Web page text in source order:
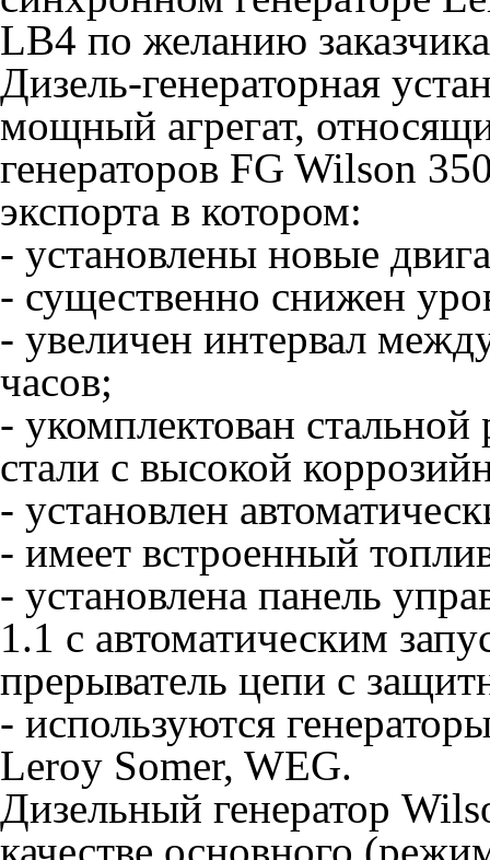
LB4 по желанию
Дизель-генераторная
мощный агрегат,
генераторов FG Wilson
экспорта в котором:
- установлены новые
- существенно снижен
- увеличен интервал
часов;
- укомплектован
стали с высокой
- установлен
- имеет встроенный
- установлена панель
1.1 с автоматическим
прерыватель цепи с
- используются
Leroy Somer, WEG.
Дизельный генератор